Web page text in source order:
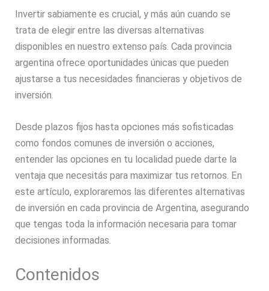
Invertir sabiamente es crucial, y más aún cuando se
trata de elegir entre las diversas alternativas
disponibles en nuestro extenso país. Cada provincia
argentina ofrece oportunidades únicas que pueden
ajustarse a tus necesidades financieras y objetivos de
inversión.
Desde plazos fijos hasta opciones más sofisticadas
como fondos comunes de inversión o acciones,
entender las opciones en tu localidad puede darte la
ventaja que necesitás para maximizar tus retornos. En
este artículo, exploraremos las diferentes alternativas
de inversión en cada provincia de Argentina, asegurando
que tengas toda la información necesaria para tomar
decisiones informadas.
Contenidos